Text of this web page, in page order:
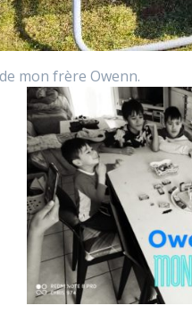
mon frère Owenn.